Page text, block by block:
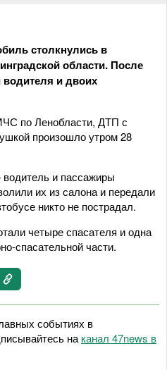
столкнулись в
области. После
водителя и двоих
по Ленобласти, ДТП с
произошло утром 28
и пассажиры
их из салона и передали
никто не пострадал.
четыре спасателя и одна
спасательной части.
событиях в
на канал 47news в